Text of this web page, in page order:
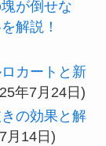
が倒せな
解説！
カートと新
年7月24日)
の効果と解
月14日)